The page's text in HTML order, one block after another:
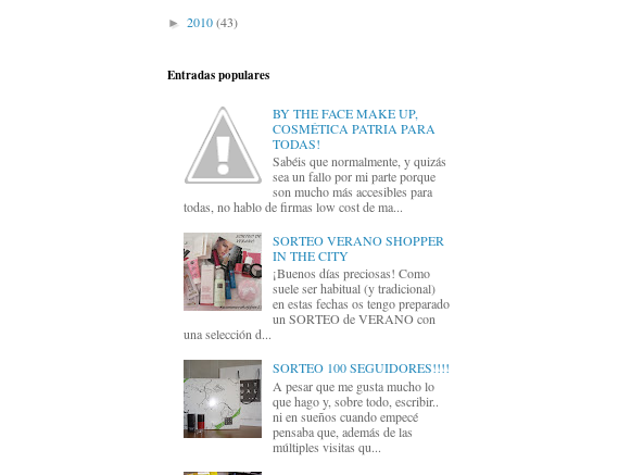
► 2010(43)
Entradas populares
BY THE FACE MAKE UP,
COSMÉTICA PATRIA PARA
TODAS!
Sabéis que normalmente, y quizás
sea un fallo por mi parte porque
son mucho más accesibles para
todas, no hablo de firmas low cost de ma...
SORTEO VERANO SHOPPER
IN THE CITY
¡Buenos días preciosas! Como
suele ser habitual (y tradicional)
en estas fechas os tengo preparado
un SORTEO de VERANO con
una selección d...
SORTEO 100 SEGUIDORES!!!!
A pesar que me gusta mucho lo
que hago y, sobre todo, escribir..
ni en sueños cuando empecé
pensaba que, además de las
múltiples visitas qu...